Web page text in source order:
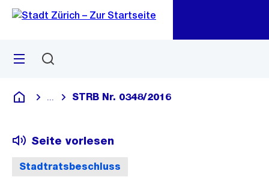
Navigation
Sprunglink
Menü
Deutsch
Blende alle Breadcrumbs ein
STRB Nr. 0348/2016
Stadtratsbeschluss
Seite vorlesen